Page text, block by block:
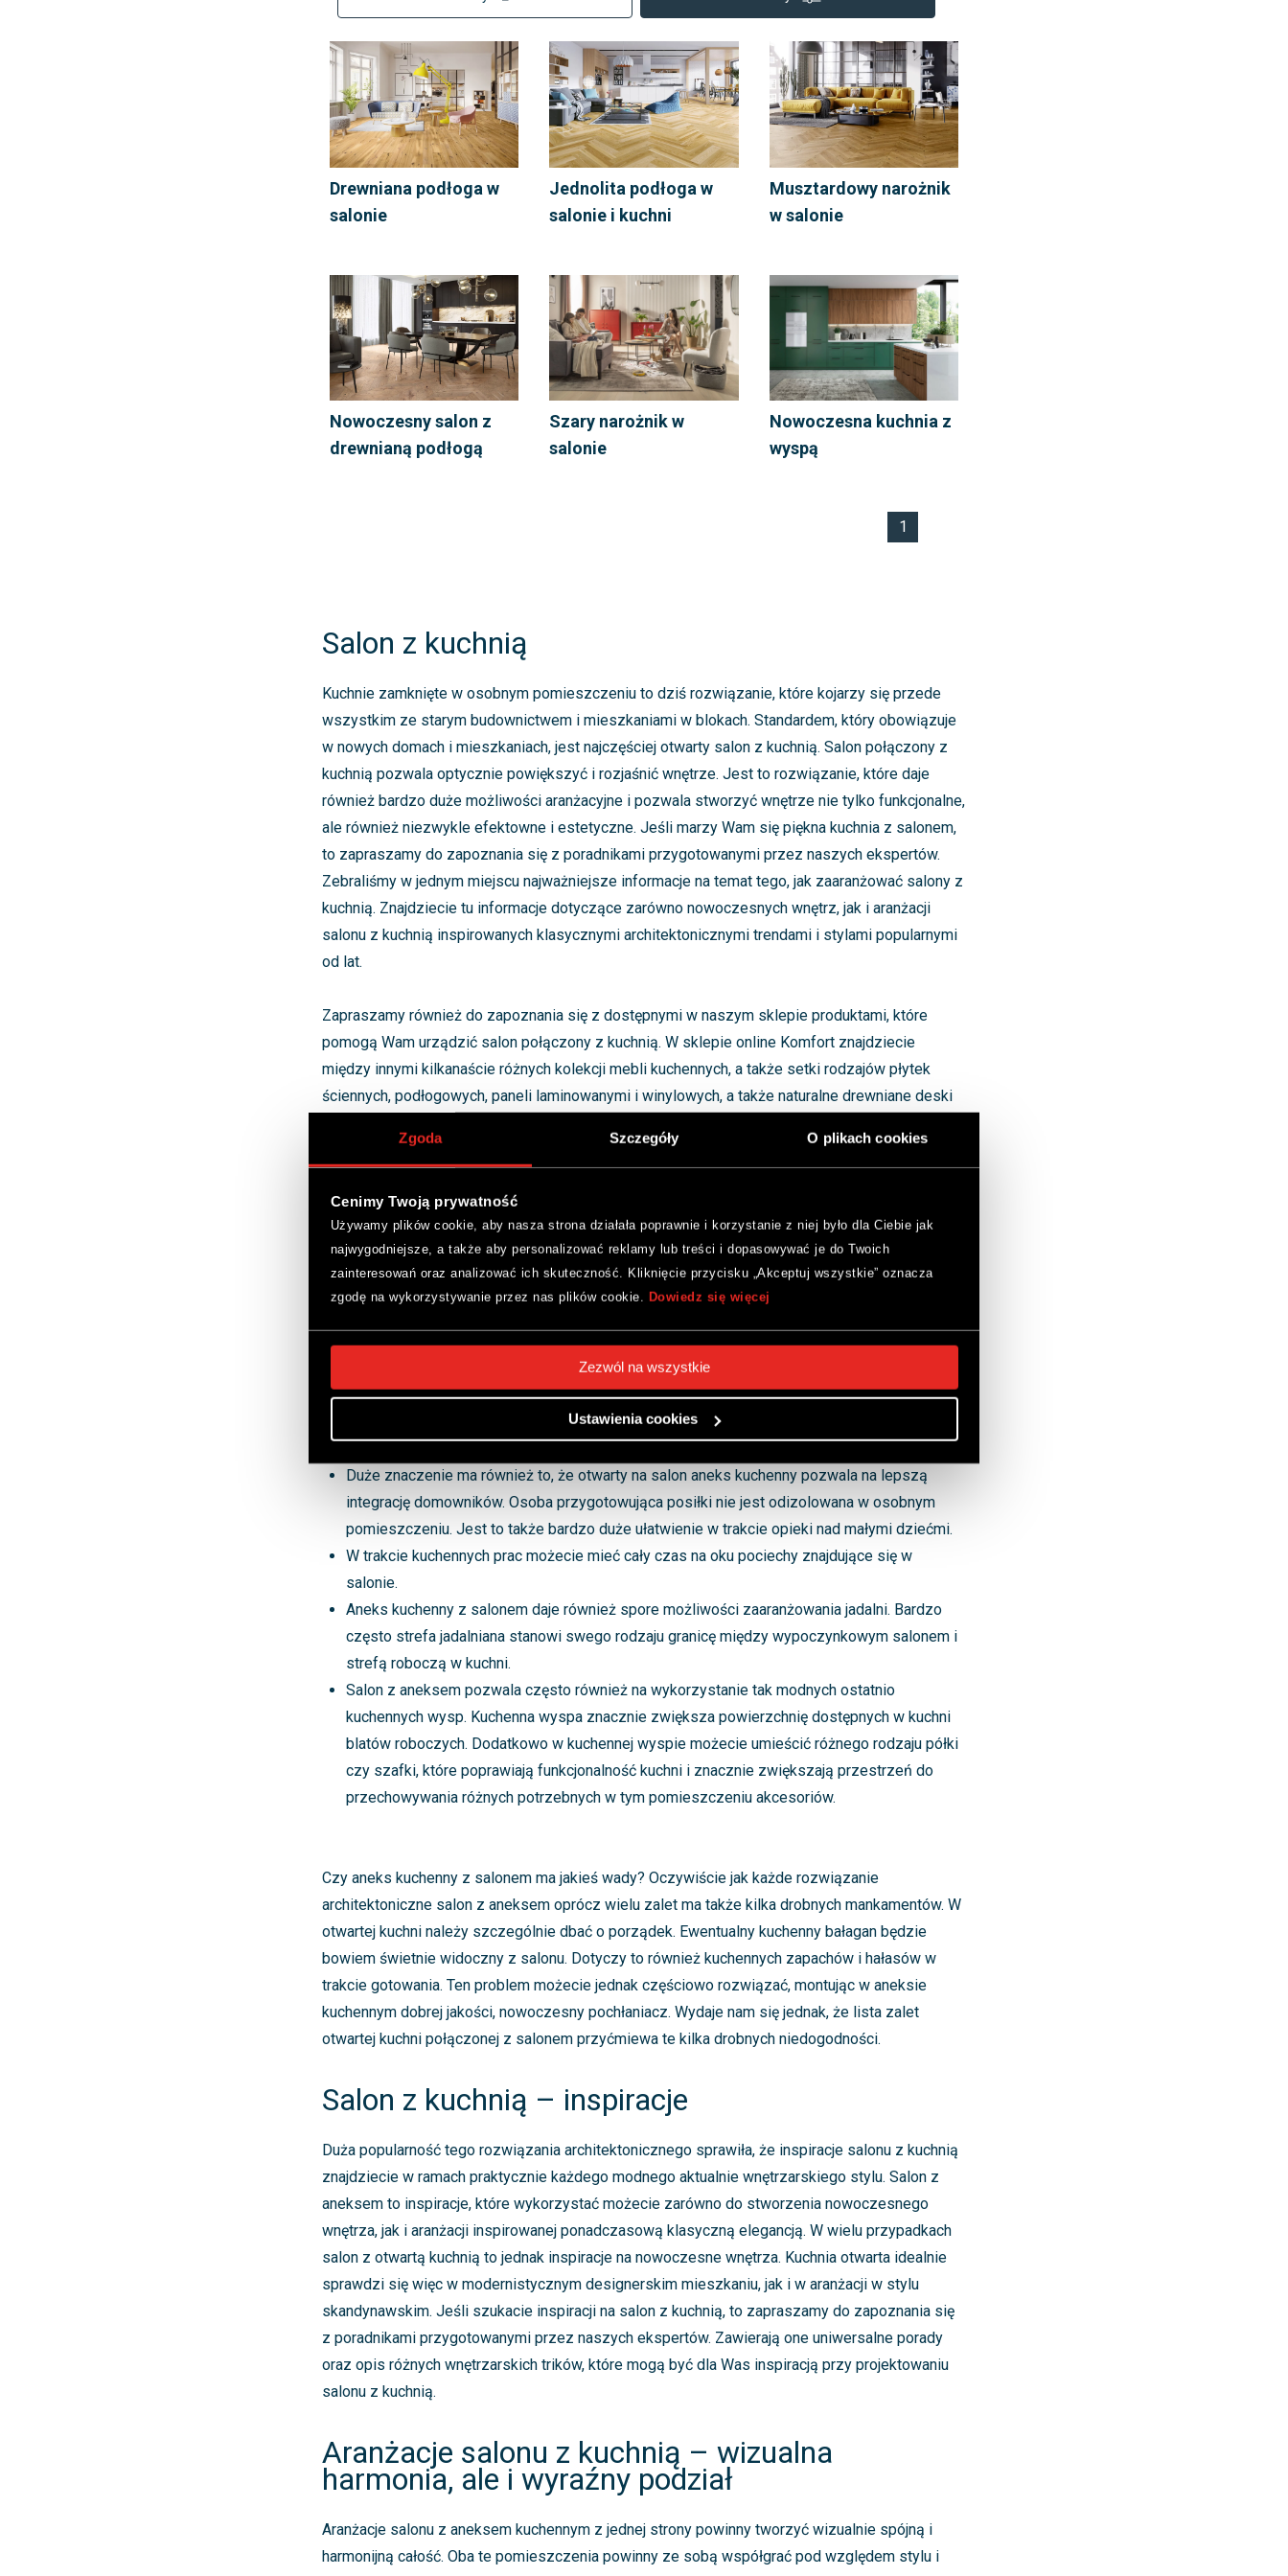
Zgoda Szczegóły O plikach cookies
Cenimy Twoją prywatność
Używamy plików cookie, aby nasza strona działała poprawnie i korzystanie z niej było dla Ciebie jak
najwygodniejsze, a także aby personalizować reklamy lub treści i dopasowywać je do Twoich
zainteresowań oraz analizować ich skuteczność. Kliknięcie przycisku „Akceptuj wszystkie” oznacza
zgodę na wykorzystywanie przez nas plików cookie. Dowiedz się więcej
Ustawienia cookies
Zezwól na wszystkie
Drewniana podłoga w
salonie
Jednolita podłoga w
salonie i kuchni
Musztardowy narożnik
w salonie
Nowoczesny salon z
drewnianą podłogą
Szary narożnik w
salonie
Nowoczesna kuchnia z
wyspą
1
Salon z kuchnią
Kuchnie zamknięte w osobnym pomieszczeniu to dziś rozwiązanie, które kojarzy się przede
wszystkim ze starym budownictwem i mieszkaniami w blokach. Standardem, który obowiązuje
w nowych domach i mieszkaniach, jest najczęściej otwarty salon z kuchnią. Salon połączony z
kuchnią pozwala optycznie powiększyć i rozjaśnić wnętrze. Jest to rozwiązanie, które daje
również bardzo duże możliwości aranżacyjne i pozwala stworzyć wnętrze nie tylko funkcjonalne,
ale również niezwykle efektowne i estetyczne. Jeśli marzy Wam się piękna kuchnia z salonem,
to zapraszamy do zapoznania się z poradnikami przygotowanymi przez naszych ekspertów.
Zebraliśmy w jednym miejscu najważniejsze informacje na temat tego, jak zaaranżować salony z
kuchnią. Znajdziecie tu informacje dotyczące zarówno nowoczesnych wnętrz, jak i aranżacji
salonu z kuchnią inspirowanych klasycznymi architektonicznymi trendami i stylami popularnymi
od lat.
Zapraszamy również do zapoznania się z dostępnymi w naszym sklepie produktami, które
pomogą Wam urządzić salon połączony z kuchnią. W sklepie online Komfort znajdziecie
między innymi kilkanaście różnych kolekcji mebli kuchennych, a także setki rodzajów płytek
ściennych, podłogowych, paneli laminowanymi i winylowych, a także naturalne drewniane deski
uzupełnią Waszą aranżację kuchni połączonej z salonem.
Salony z aneksem kuchennym – najważniejsze
zalety
Mały salon z aneksem kuchennym nie oznacza wcale rezygnacji z wygody czy brak możliwości
architektoniczne, które ma kilka istotnych zalet:
Najważniejszym atutem aneksu kuchennego z salonem jest wizualne powiększenie całego
wnętrza. Dzięki połączeniu z salonem kuchnia będzie bardziej doświetlona, a brak ścian nada
Duże znaczenie ma również to, że otwarty na salon aneks kuchenny pozwala na lepszą
integrację domowników. Osoba przygotowująca posiłki nie jest odizolowana w osobnym
pomieszczeniu. Jest to także bardzo duże ułatwienie w trakcie opieki nad małymi dziećmi.
W trakcie kuchennych prac możecie mieć cały czas na oku pociechy znajdujące się w
salonie.
Aneks kuchenny z salonem daje również spore możliwości zaaranżowania jadalni. Bardzo
często strefa jadalniana stanowi swego rodzaju granicę między wypoczynkowym salonem i
strefą roboczą w kuchni.
Salon z aneksem pozwala często również na wykorzystanie tak modnych ostatnio
kuchennych wysp. Kuchenna wyspa znacznie zwiększa powierzchnię dostępnych w kuchni
blatów roboczych. Dodatkowo w kuchennej wyspie możecie umieścić różnego rodzaju półki
czy szafki, które poprawiają funkcjonalność kuchni i znacznie zwiększają przestrzeń do
przechowywania różnych potrzebnych w tym pomieszczeniu akcesoriów.
Czy aneks kuchenny z salonem ma jakieś wady? Oczywiście jak każde rozwiązanie
architektoniczne salon z aneksem oprócz wielu zalet ma także kilka drobnych mankamentów. W
otwartej kuchni należy szczególnie dbać o porządek. Ewentualny kuchenny bałagan będzie
bowiem świetnie widoczny z salonu. Dotyczy to również kuchennych zapachów i hałasów w
trakcie gotowania. Ten problem możecie jednak częściowo rozwiązać, montując w aneksie
kuchennym dobrej jakości, nowoczesny pochłaniacz. Wydaje nam się jednak, że lista zalet
otwartej kuchni połączonej z salonem przyćmiewa te kilka drobnych niedogodności.
Salon z kuchnią – inspiracje
Duża popularność tego rozwiązania architektonicznego sprawiła, że inspiracje salonu z kuchnią
znajdziecie w ramach praktycznie każdego modnego aktualnie wnętrzarskiego stylu. Salon z
aneksem to inspiracje, które wykorzystać możecie zarówno do stworzenia nowoczesnego
wnętrza, jak i aranżacji inspirowanej ponadczasową klasyczną elegancją. W wielu przypadkach
salon z otwartą kuchnią to jednak inspiracje na nowoczesne wnętrza. Kuchnia otwarta idealnie
sprawdzi się więc w modernistycznym designerskim mieszkaniu, jak i w aranżacji w stylu
skandynawskim. Jeśli szukacie inspiracji na salon z kuchnią, to zapraszamy do zapoznania się
z poradnikami przygotowanymi przez naszych ekspertów. Zawierają one uniwersalne porady
oraz opis różnych wnętrzarskich trików, które mogą być dla Was inspiracją przy projektowaniu
salonu z kuchnią.
Aranżacje salonu z kuchnią – wizualna
harmonia, ale i wyraźny podział
Aranżacje salonu z aneksem kuchennym z jednej strony powinny tworzyć wizualnie spójną i
harmonijną całość. Oba te pomieszczenia powinny ze sobą współgrać pod względem stylu i